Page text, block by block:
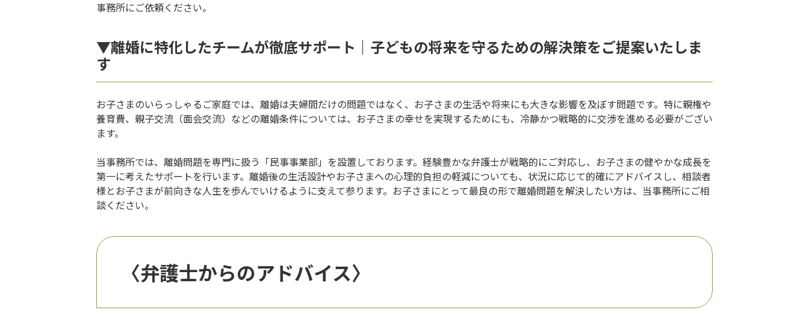
事務所にご依頼ください。
▼離婚に特化したチームが徹底サポート｜子どもの将来を守るための解決策をご提案いたしま
す
お子さまのいらっしゃるご家庭では、離婚は夫婦間だけの問題ではなく、お子さまの生活や将来にも大きな影響を及ぼす問題です。特に親権や
養育費、 親子交流（面会交流） などの離婚条件については、お子さまの幸せを実現するためにも、冷静かつ戦略的に交渉を進める必要がござい
ます。
当事務所では、離婚問題を専門に扱う「民事事業部」を設置しております。経験豊かな弁護士が戦略的にご対応し、お子さまの健やかな成長を
第一に考えたサポートを行います。離婚後の生活設計やお子さまへの心理的負担の軽減についても、状況に応じて的確にアドバイスし、相談者
様とお子さまが前向きな人生を歩んでいけるように支えて参ります。お子さまにとって最良の形で離婚問題を解決したい方は、当事務所にご相
談ください。
〈弁護士からのアドバイス〉